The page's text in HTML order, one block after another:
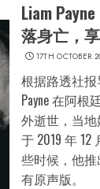
Liam
落身亡，
17TH OCTOBER
根据路透社报
Payne 在阿
外逝世，当
于 2019 年 12
些时候，他推
有原声版。